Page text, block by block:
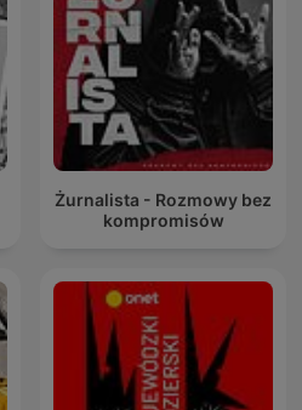
Żurnalista - Rozmowy bez
kompromisów